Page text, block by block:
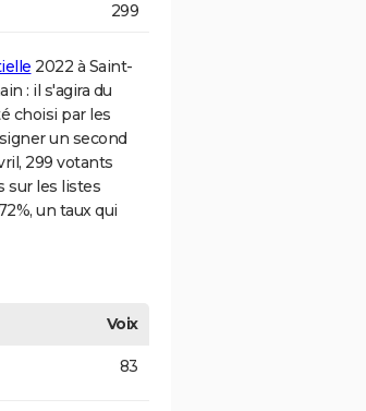
299
2022 à Saint-
: il s'agira du
choisi par les
un second
299 votants
sur les listes
un taux qui
Voix
83